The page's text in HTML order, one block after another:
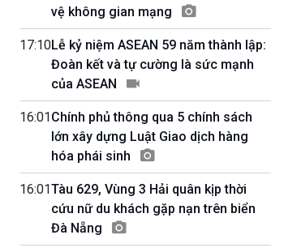
Báo giờ
12h00-12h57
Thời sự trưa (trực tiếp)
12h57-13h00
Quảng cáo
Câu lạc bộ Âm nhạc
13h30-13h45
Sống chung với biến đổi khí hậu (Phát lại
Thứ Năm)
13h45-14h00
Người Việt ở nước ngoài với quê hương
Ca nhạc Chào Năm mới (Phát lại)
vệ không gian mạng
17:10Lễ kỷ niệm ASEAN 59 năm thành lập:
Đoàn kết và tự cường là sức mạnh
của ASEAN
16:01Chính phủ thông qua 5 chính sách
lớn xây dựng Luật Giao dịch hàng
hóa phái sinh
16:01Tàu 629, Vùng 3 Hải quân kịp thời
cứu nữ du khách gặp nạn trên biển
Đà Nẵng